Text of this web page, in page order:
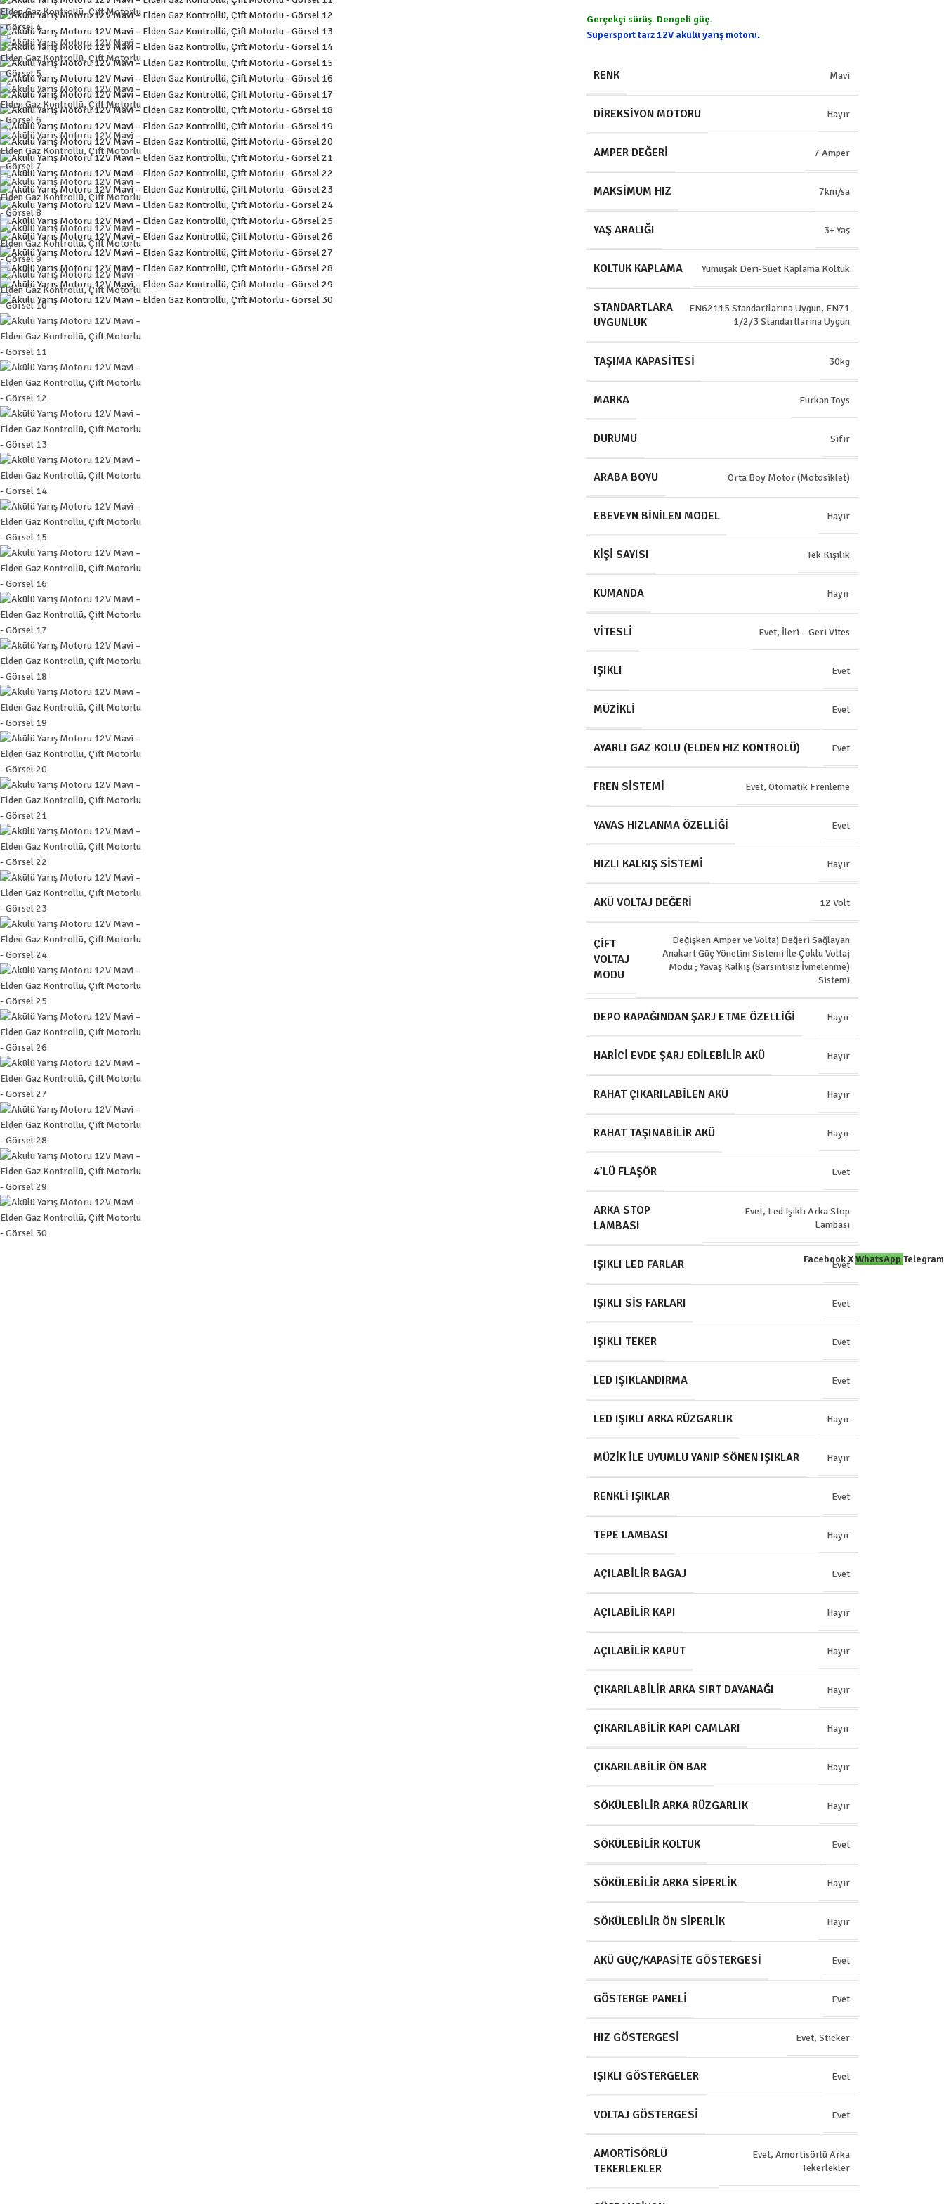
Gerçekçi sürüş. Dengeli güç.
Supersport tarz 12V akülü yarış motoru.
RENK Mavi
DIREKSIYON MOTORU Hayır
AMPER DEĞERI 7 Amper
MAKSIMUM HIZ 7km/sa
YAŞ ARALIĞI 3+ Yaş
KOLTUK KAPLAMA Yumuşak Deri-Süet Kaplama Koltuk
STANDARTLARA
UYGUNLUK
EN62115 Standartlarına Uygun, EN71
1/2/3 Standartlarına Uygun
TAŞIMA KAPASITESI 30kg
MARKA Furkan Toys
DURUMU Sıfır
ARABA BOYU Orta Boy Motor (Motosiklet)
EBEVEYN BINILEN MODEL Hayır
KIŞI SAYISI Tek Kişilik
KUMANDA Hayır
VITESLI Evet, İleri – Geri Vites
IŞIKLI Evet
MÜZIKLI Evet
AYARLI GAZ KOLU (ELDEN HIZ KONTROLÜ) Evet
FREN SISTEMI Evet, Otomatik Frenleme
YAVAS HIZLANMA ÖZELLIĞI Evet
HIZLI KALKIŞ SISTEMI Hayır
AKÜ VOLTAJ DEĞERI 12 Volt
ÇIFT
VOLTAJ
MODU
Değişken Amper ve Voltaj Değeri Sağlayan
Anakart Güç Yönetim Sistemi İle Çoklu Voltaj
Modu ; Yavaş Kalkış (Sarsıntısız İvmelenme)
Sistemi
DEPO KAPAĞINDAN ŞARJ ETME ÖZELLIĞI Hayır
HARICI EVDE ŞARJ EDILEBILIR AKÜ Hayır
RAHAT ÇIKARILABILEN AKÜ Hayır
RAHAT TAŞINABILIR AKÜ Hayır
4’LÜ FLAŞÖR Evet
ARKA STOP
LAMBASI
Evet, Led Işıklı Arka Stop
Lambası
IŞIKLI LED FARLAR Evet
IŞIKLI SIS FARLARI Evet
IŞIKLI TEKER Evet
LED IŞIKLANDIRMA Evet
LED IŞIKLI ARKA RÜZGARLIK Hayır
MÜZIK ILE UYUMLU YANIP SÖNEN IŞIKLAR Hayır
RENKLI IŞIKLAR Evet
TEPE LAMBASI Hayır
AÇILABILIR BAGAJ Evet
AÇILABILIR KAPI Hayır
AÇILABILIR KAPUT Hayır
ÇIKARILABILIR ARKA SIRT DAYANAĞI Hayır
ÇIKARILABILIR KAPI CAMLARI Hayır
ÇIKARILABILIR ÖN BAR Hayır
SÖKÜLEBILIR ARKA RÜZGARLIK Hayır
SÖKÜLEBILIR KOLTUK Evet
SÖKÜLEBILIR ARKA SIPERLIK Hayır
SÖKÜLEBILIR ÖN SIPERLIK Hayır
AKÜ GÜÇ/KAPASITE GÖSTERGESI Evet
GÖSTERGE PANELI Evet
HIZ GÖSTERGESI Evet, Sticker
IŞIKLI GÖSTERGELER Evet
VOLTAJ GÖSTERGESI Evet
AMORTISÖRLÜ
TEKERLEKLER
Evet, Amortisörlü Arka
Tekerlekler
FacebookXWhatsAppTelegram